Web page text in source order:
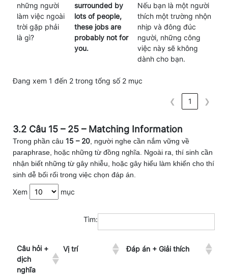
những người
làm việc ngoài
trời gặp phải
là gì?
surrounded by
lots of people,
these jobs are
probably not for
you.
Nếu bạn là một người
thích một trường nhộn
nhịp và đông đúc
người, những công
việc này sẽ không
dành cho bạn.
Đang xem 1 đến 2 trong tổng số 2 mục
❮ 1 ❯
3.2 Câu 15 – 25 – Matching Information
Trong phần câu 15 – 20 , người nghe cần nắm vững về
paraphrase, hoặc những từ đồng nghĩa. Ngoài ra, thí sinh cần
nhận biết những từ gây nhiễu, hoặc gây hiểu làm khiến cho thí
sinh dễ bối rối trong việc chọn đáp án.
Xem mục
Tìm:
Câu hỏi +
dịch
nghĩa
Vị trí Đáp án + Giải thích